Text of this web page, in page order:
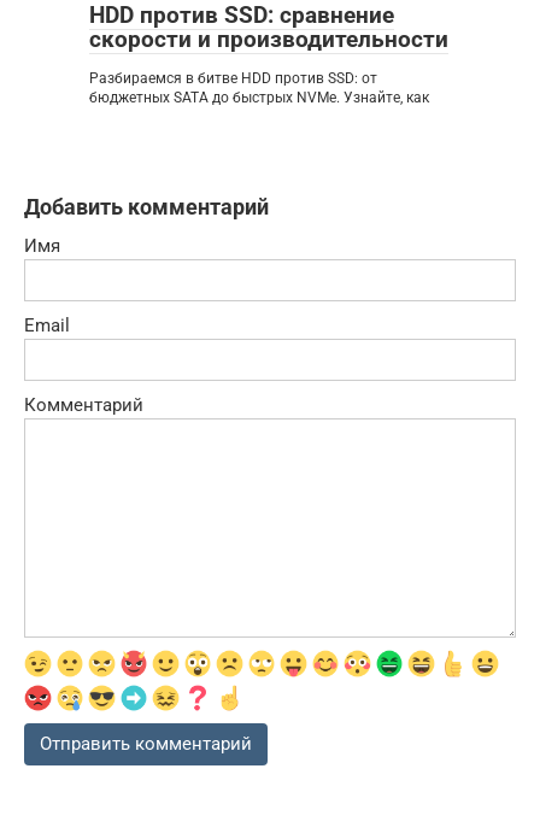
HDD против SSD: сравнение
скорости и производительности
Разбираемся в битве HDD против SSD: от
бюджетных SATA до быстрых NVMe. Узнайте, как
Добавить комментарий
Имя
Email
Комментарий